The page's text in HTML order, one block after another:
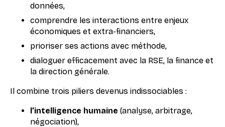
données,
comprendre les interactions entre enjeux
économiques et extra-financiers,
prioriser ses actions avec méthode,
dialoguer efficacement avec la RSE, la finance et
la direction générale.
Il combine trois piliers devenus indissociables :
l’intelligence humaine (analyse, arbitrage,
négociation),